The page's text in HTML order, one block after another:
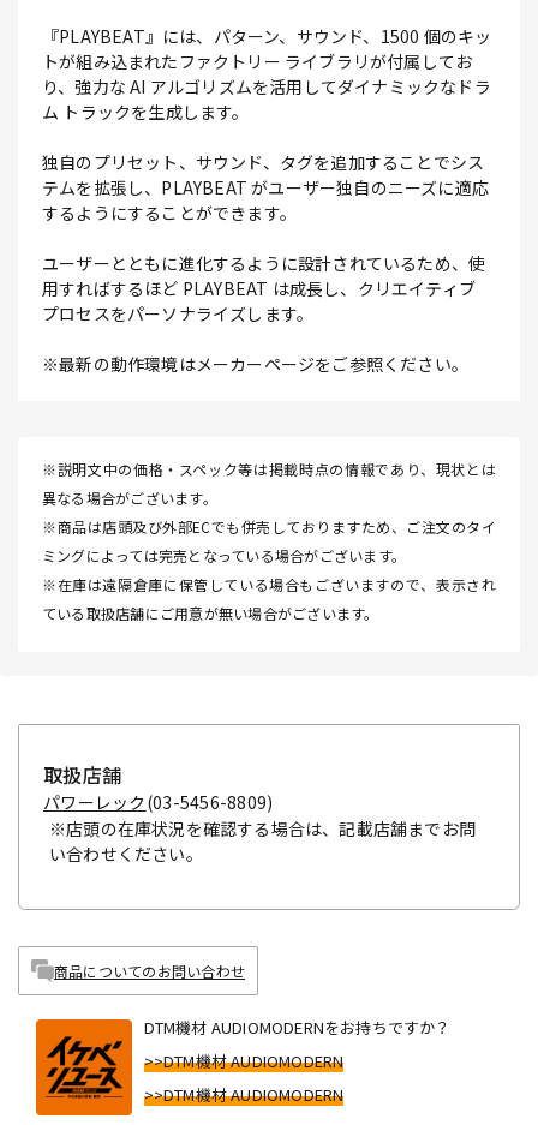
『PLAYBEAT』には、パターン、サウンド、1500 個のキッ
トが組み込まれたファクトリー ライブラリが付属してお
り、強力な AI アルゴリズムを活用してダイナミックなドラ
ム トラックを生成します。
独自のプリセット、サウンド、タグを追加することでシス
テムを拡張し、PLAYBEAT がユーザー独自のニーズに適応
するようにすることができます。
ユーザーとともに進化するように設計されているため、使
用すればするほど PLAYBEAT は成長し、クリエイティブ
プロセスをパーソナライズします。
※最新の動作環境はメーカーページをご参照ください。
※説明文中の価格・スペック等は掲載時点の情報であり、現状とは
異なる場合がございます。
※商品は店頭及び外部ECでも併売しておりますため、ご注文のタイ
ミングによっては完売となっている場合がございます。
※在庫は遠隔倉庫に保管している場合もございますので、表示され
ている取扱店舗にご用意が無い場合がございます。
取扱店舗
パワーレック (03-5456-8809)
※店頭の在庫状況を確認する場合は、記載店舗までお問
い合わせください。
商品についてのお問い合わせ
DTM機材 AUDIOMODERNをお持ちですか？
>>DTM機材 AUDIOMODERN
>>DTM機材 AUDIOMODERN